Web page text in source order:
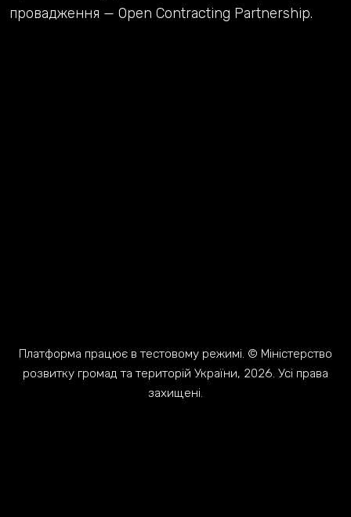
Платформа працює в тестовому режимі. © Міністерство
розвитку громад та територій України, 2026. Усі права
захищені.
провадження — Open Contracting Partnership.